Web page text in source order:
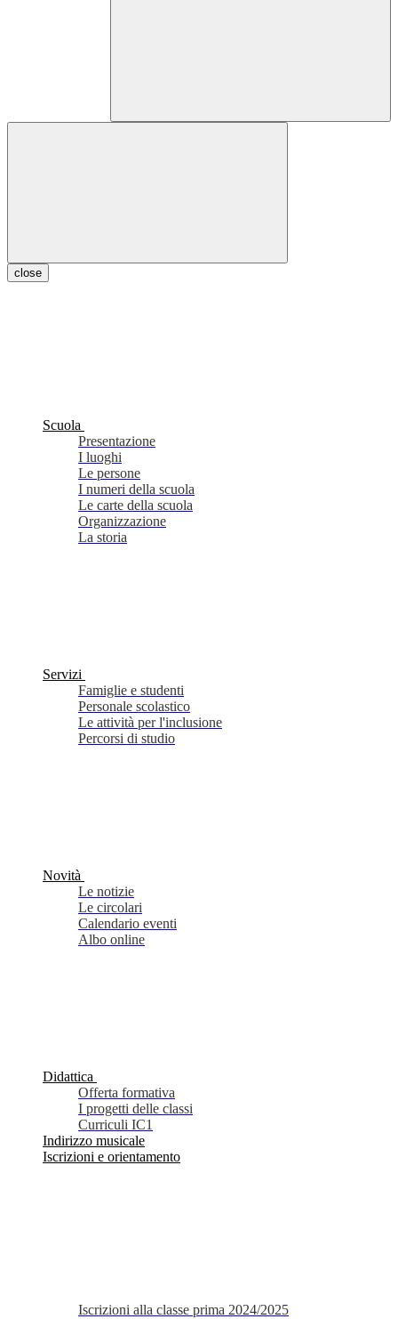
close
Scuola
Presentazione
I luoghi
Le persone
I numeri della scuola
Le carte della scuola
Organizzazione
La storia
Servizi
Famiglie e studenti
Personale scolastico
Le attività per l'inclusione
Percorsi di studio
Novità
Le notizie
Le circolari
Calendario eventi
Albo online
Didattica
Offerta formativa
I progetti delle classi
Curriculi IC1
Indirizzo musicale
Iscrizioni e orientamento
Iscrizioni alla classe prima 2024/2025